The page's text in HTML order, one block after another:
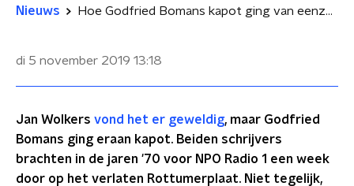
Nieuws Hoe Godfried Bomans kapot ging van eenzaamheid op Rottumerplaat
di 5 november 2019 13:18
Jan Wolkers vond het er geweldig, maar Godfried
Bomans ging eraan kapot. Beiden schrijvers
brachten in de jaren '70 voor NPO Radio 1 een week
door op het verlaten Rottumerplaat. Niet tegelijk,